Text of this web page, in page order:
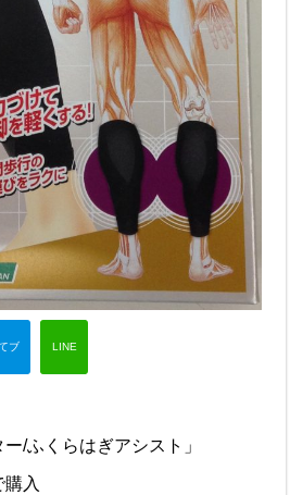
/ふくらはぎアシスト」
購入